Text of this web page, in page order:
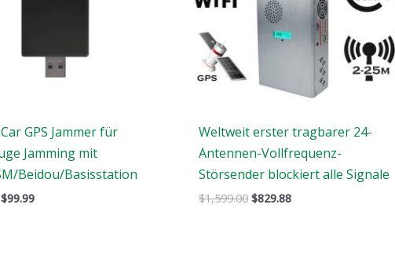
GPS Jammer für
Jamming mit
Beidou/Basisstation
$99.99
Weltweit erster tragbarer 24-
Antennen-Vollfrequenz-
Störsender blockiert alle Signale
$1,599.00 $829.88